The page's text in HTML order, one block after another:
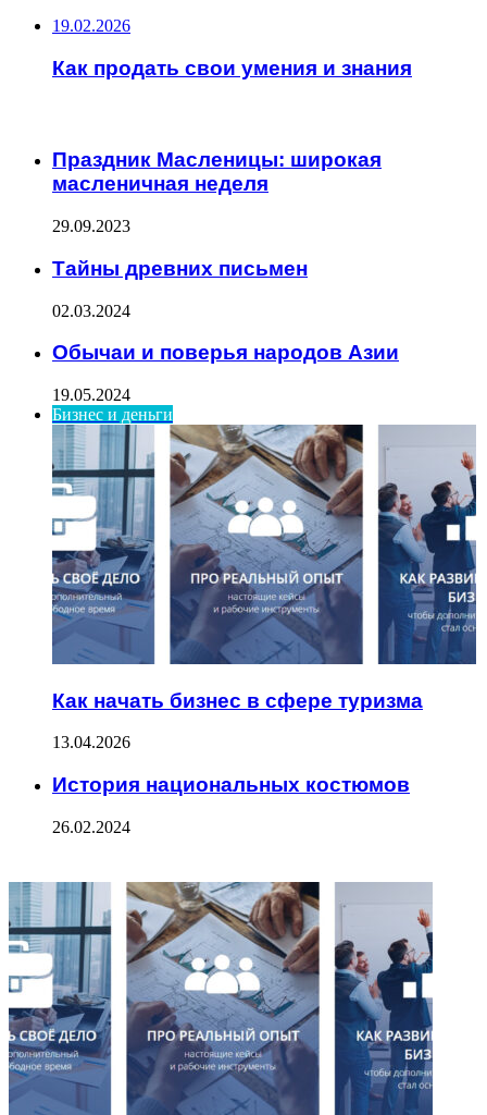
19.02.2026
Как продать свои умения и знания
Праздник Масленицы: широкая
масленичная неделя
29.09.2023
Тайны древних письмен
02.03.2024
Обычаи и поверья народов Азии
19.05.2024
Бизнес и деньги
Как начать бизнес в сфере туризма
13.04.2026
История национальных костюмов
26.02.2024